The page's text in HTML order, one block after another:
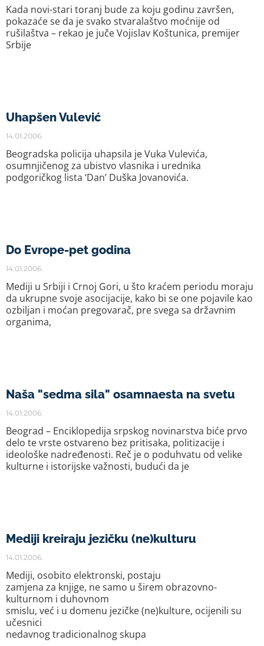
Kada novi-stari toranj bude za koju godinu završen,
pokazaće se da je svako stvaralaštvo moćnije od
rušilaštva – rekao je juče Vojislav Koštunica, premijer
Srbije
Uhapšen Vulević
14.01.2006.
Beogradska policija uhapsila je Vuka Vulevića,
osumnjičenog za ubistvo vlasnika i urednika
podgoričkog lista ‘Dan’ Duška Jovanovića.
Do Evrope-pet godina
14.01.2006.
Mediji u Srbiji i Crnoj Gori, u što kraćem periodu moraju
da ukrupne svoje asocijacije, kako bi se one pojavile kao
ozbiljan i moćan pregovarač, pre svega sa državnim
organima,
Naša "sedma sila" osamnaesta na svetu
14.01.2006.
Beograd – Enciklopedija srpskog novinarstva biće prvo
delo te vrste ostvareno bez pritisaka, politizacije i
ideološke nadređenosti. Reč je o poduhvatu od velike
kulturne i istorijske važnosti, budući da je
Mediji kreiraju jezičku (ne)kulturu
14.01.2006.
Mediji, osobito elektronski, postaju
zamjena za knjige, ne samo u širem obrazovno-
kulturnom i duhovnom
smislu, već i u domenu jezičke (ne)kulture, ocijenili su
učesnici
nedavnog tradicionalnog skupa